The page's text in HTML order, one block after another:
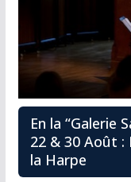
En la “Galerie
22 & 30 Août :
la Harpe